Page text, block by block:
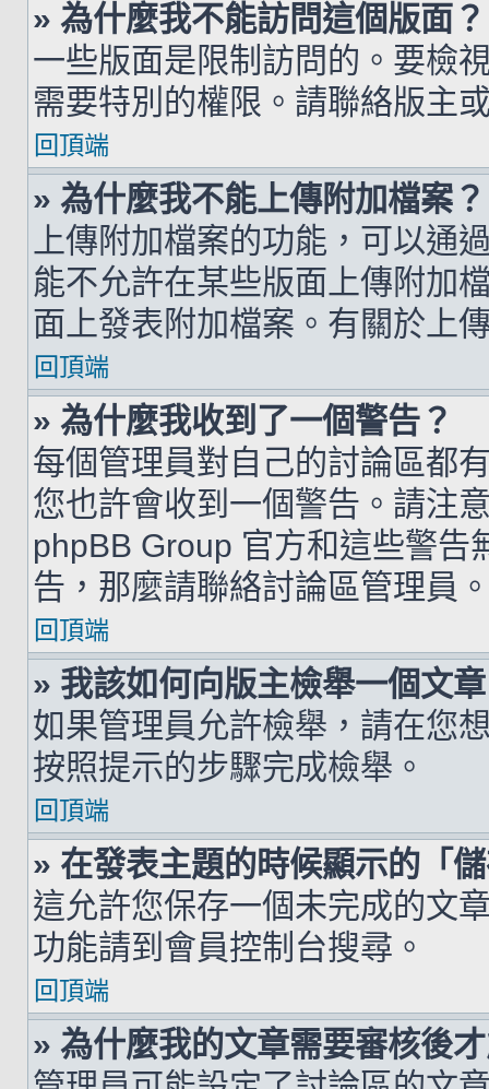
» 為什麼我不能訪問這個版面？
一些版面是限制訪問的。要檢
需要特別的權限。請聯絡版主
回頂端
» 為什麼我不能上傳附加檔案？
上傳附加檔案的功能，可以通
能不允許在某些版面上傳附加
面上發表附加檔案。有關於上
回頂端
» 為什麼我收到了一個警告？
每個管理員對自己的討論區都
您也許會收到一個警告。請注
phpBB Group 官方和這些警告
告，那麼請聯絡討論區管理員
回頂端
» 我該如何向版主檢舉一個文
如果管理員允許檢舉，請在您
按照提示的步驟完成檢舉。
回頂端
» 在發表主題的時候顯示的「
這允許您保存一個未完成的文
功能請到會員控制台搜尋。
回頂端
» 為什麼我的文章需要審核後